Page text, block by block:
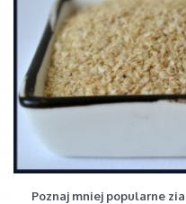
Poznaj mniej popularne